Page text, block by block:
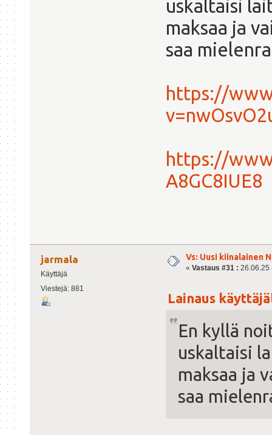
uskaltaisi
maksaa ja
saa
https://
https://
A8GC8IUE8
jarmala
Käyttäjä
Viestejä: 881
Vs: Uusi kiinalainen
« Vastaus #31 : 26.06.25
Lainaus
En kyllä
uskaltaisi
maksaa ja
saa